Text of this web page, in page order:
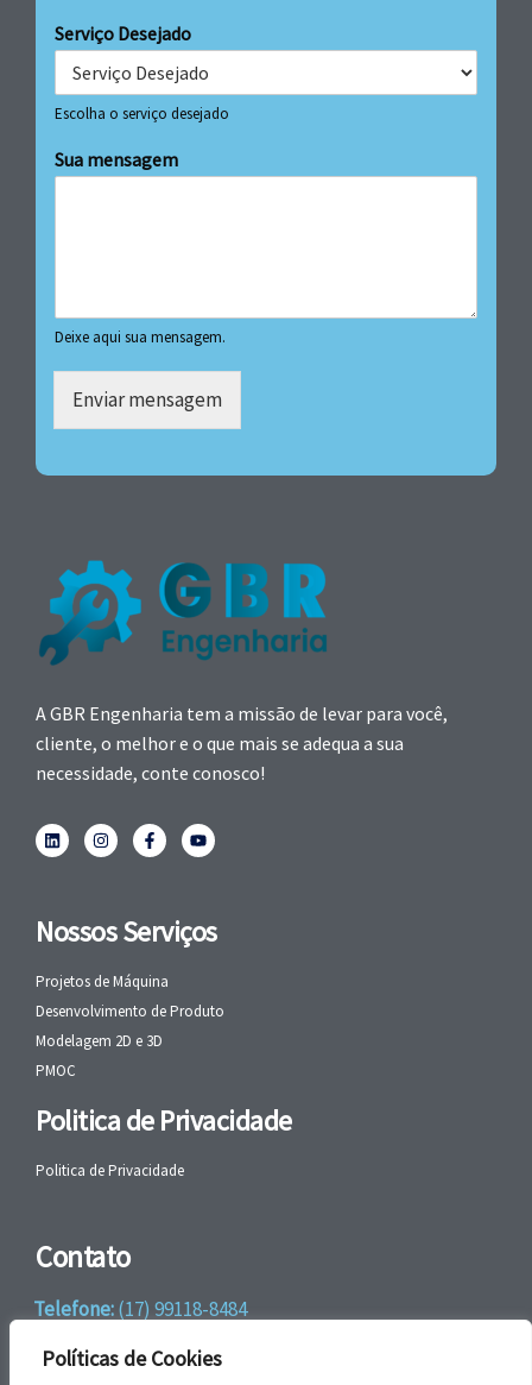
Políticas de Cookies
Serviço Desejado
Escolha o serviço desejado
Sua mensagem
Deixe aqui sua mensagem.
Enviar mensagem
A GBR Engenharia tem a missão de levar para você,
cliente, o melhor e o que mais se adequa a sua
necessidade, conte conosco!
Nossos Serviços
Projetos de Máquina
Desenvolvimento de Produto
Modelagem 2D e 3D
PMOC
Politica de Privacidade
Politica de Privacidade
Contato
Telefone:(17) 99118-8484
WhatsApp:+55 (17) 99118-8484